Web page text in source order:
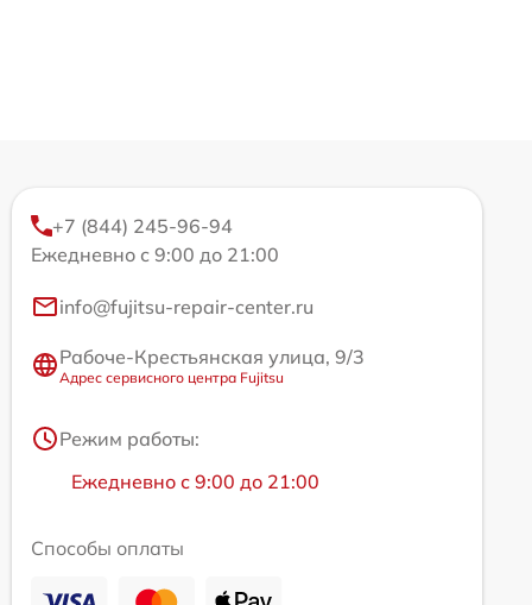
+7 (844) 245-96-94
Ежедневно с 9:00 до 21:00
info@fujitsu-repair-center.ru
Рабоче-Крестьянская улица, 9/3
Адрес сервисного центра Fujitsu
Режим работы:
Ежедневно с 9:00 до 21:00
Способы оплаты